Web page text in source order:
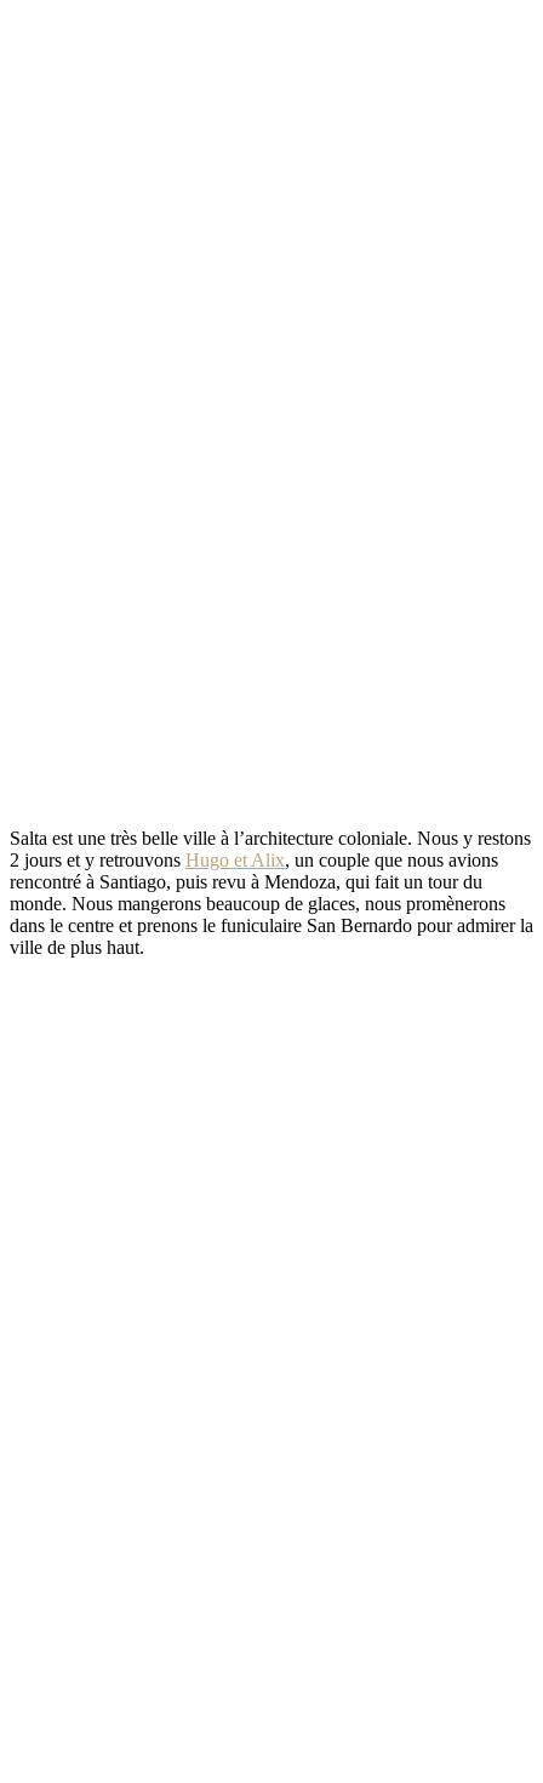
Salta est une très belle ville à l’architecture coloniale. Nous y restons
2 jours et y retrouvons Hugo et Alix, un couple que nous avions
rencontré à Santiago, puis revu à Mendoza, qui fait un tour du
monde. Nous mangerons beaucoup de glaces, nous promènerons
dans le centre et prenons le funiculaire San Bernardo pour admirer la
ville de plus haut.